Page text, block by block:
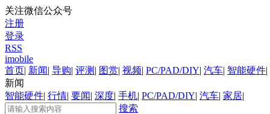
关注微信公众号
注册
登录
RSS
imobile
首页| 新闻| 导购| 评测 | 图赏| 视频| PC/PAD/DIY| 汽车| 智能硬件|
新闻
智能硬件| 行情| 要闻| 深度| 手机| PC/PAD/DIY| 汽车| 家居|
搜索